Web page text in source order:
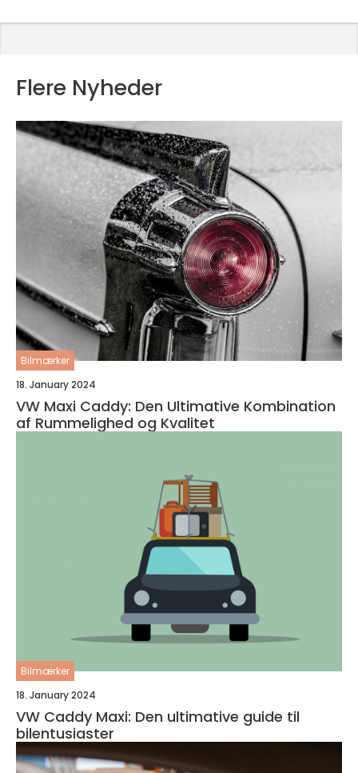
Flere Nyheder
Bilmærker
18. January 2024
VW Maxi Caddy: Den Ultimative Kombination
af Rummelighed og Kvalitet
Bilmærker
18. January 2024
VW Caddy Maxi: Den ultimative guide til
bilentusiaster